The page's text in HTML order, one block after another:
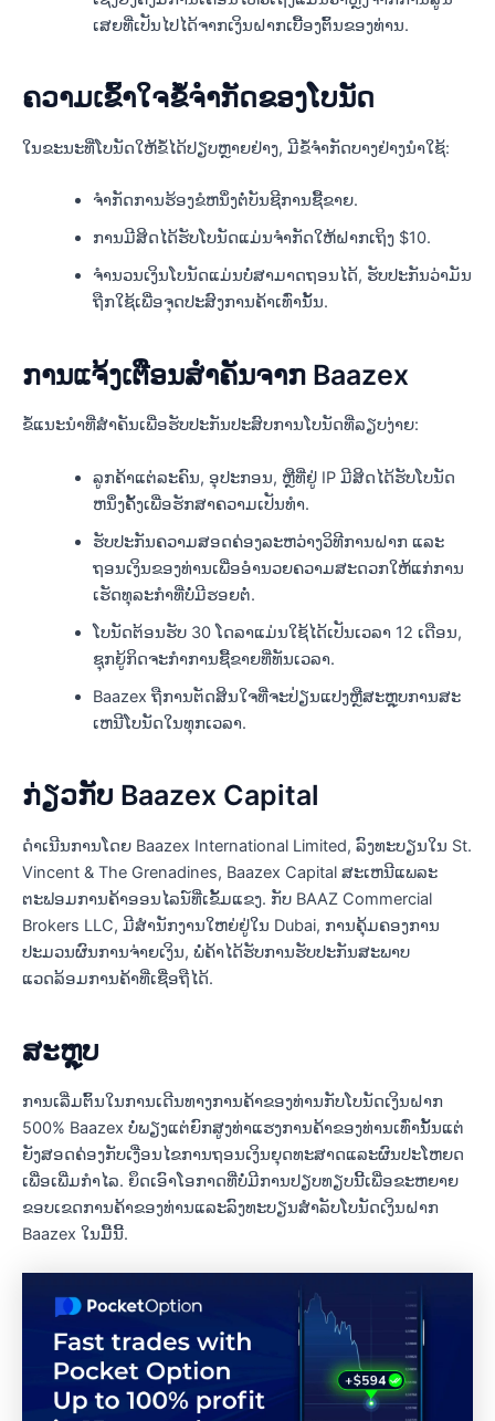
ເສຍທີ່ເປັນໄປໄດ້ຈາກເງິນຝາກເບື້ອງຕົ້ນຂອງທ່ານ.
ຄວາມເຂົ້າໃຈຂໍ້ຈໍາກັດຂອງໂບນັດ
ໃນຂະນະທີ່ໂບນັດໃຫ້ຂໍ້ໄດ້ປຽບຫຼາຍຢ່າງ, ມີຂໍ້ຈຳກັດບາງຢ່າງນຳໃຊ້:
ຈໍາກັດການຮ້ອງຂໍຫນຶ່ງຕໍ່ບັນຊີການຊື້ຂາຍ.
ການມີສິດໄດ້ຮັບໂບນັດແມ່ນຈຳກັດໃຫ້ຝາກເຖິງ $10.
ຈຳນວນເງິນໂບນັດແມ່ນບໍ່ສາມາດຖອນໄດ້, ຮັບປະກັນວ່າມັນ
ຖືກໃຊ້ເພື່ອຈຸດປະສົງການຄ້າເທົ່ານັ້ນ.
ການແຈ້ງເຕືອນສຳຄັນຈາກ Baazex
ຂໍ້ແນະນຳທີ່ສຳຄັນເພື່ອຮັບປະກັນປະສົບການໂບນັດທີ່ລຽບງ່າຍ:
ລູກຄ້າແຕ່ລະຄົນ, ອຸປະກອນ, ຫຼືທີ່ຢູ່ IP ມີສິດໄດ້ຮັບໂບນັດ
ຫນຶ່ງຄັ້ງເພື່ອຮັກສາຄວາມເປັນທໍາ.
ຮັບປະກັນຄວາມສອດຄ່ອງລະຫວ່າງວິທີການຝາກ ແລະ
ຖອນເງິນຂອງທ່ານເພື່ອອໍານວຍຄວາມສະດວກໃຫ້ແກ່ການ
ເຮັດທຸລະກໍາທີ່ບໍ່ມີຮອຍຕໍ່.
ໂບນັດຕ້ອນຮັບ 30 ໂດລາແມ່ນໃຊ້ໄດ້ເປັນເວລາ 12 ເດືອນ,
ຊຸກຍູ້ກິດຈະກໍາການຊື້ຂາຍທີ່ທັນເວລາ.
Baazex ຖືການຕັດສິນໃຈທີ່ຈະປ່ຽນແປງຫຼືສະຫຼຸບການສະ
ເຫນີໂບນັດໃນທຸກເວລາ.
ກ່ຽວກັບ Baazex Capital
ດໍາເນີນການໂດຍ Baazex International Limited, ລົງທະບຽນໃນ St.
Vincent & The Grenadines, Baazex Capital ສະເຫນີແພລະ
ຕະຟອມການຄ້າອອນໄລນ໌ທີ່ເຂັ້ມແຂງ. ກັບ BAAZ Commercial
Brokers LLC, ມີສໍານັກງານໃຫຍ່ຢູ່ໃນ Dubai, ການຄຸ້ມຄອງການ
ປະມວນຜົນການຈ່າຍເງິນ, ພໍ່ຄ້າໄດ້ຮັບການຮັບປະກັນສະພາບ
ແວດລ້ອມການຄ້າທີ່ເຊື່ອຖືໄດ້.
ສະຫຼຸບ
ການເລີ່ມຕົ້ນໃນການເດີນທາງການຄ້າຂອງທ່ານກັບໂບນັດເງິນຝາກ
500% Baazex ບໍ່ພຽງແຕ່ຍົກສູງທ່າແຮງການຄ້າຂອງທ່ານເທົ່ານັ້ນແຕ່
ຍັງສອດຄ່ອງກັບເງື່ອນໄຂການຖອນເງິນຍຸດທະສາດແລະຜົນປະໂຫຍດ
ເພື່ອເພີ່ມກໍາໄລ. ຍຶດເອົາໂອກາດທີ່ບໍ່ມີການປຽບທຽບນີ້ເພື່ອຂະຫຍາຍ
ຂອບເຂດການຄ້າຂອງທ່ານແລະລົງທະບຽນສໍາລັບໂບນັດເງິນຝາກ
Baazex ໃນມື້ນີ້.